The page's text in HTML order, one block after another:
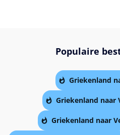
Populaire
Griekenland
Griekenland naar
Griekenland naar